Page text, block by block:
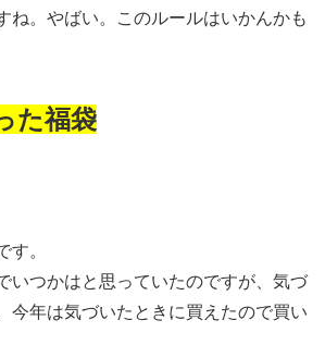
ね。やばい。このルールはいかんかも
た福袋
す。
いつかはと思っていたのですが、気づ
今年は気づいたときに買えたので買い